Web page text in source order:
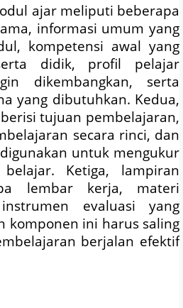
ajar meliputi beberapa
informasi umum yang
kompetensi awal yang
didik, profil pelajar
dikembangkan, serta
yang dibutuhkan. Kedua,
tujuan pembelajaran,
secara rinci, dan
untuk mengukur
Ketiga, lampiran
lembar kerja, materi
evaluasi yang
komponen ini harus saling
berjalan efektif